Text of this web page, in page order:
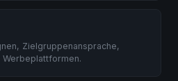
Zielgruppenansprache,